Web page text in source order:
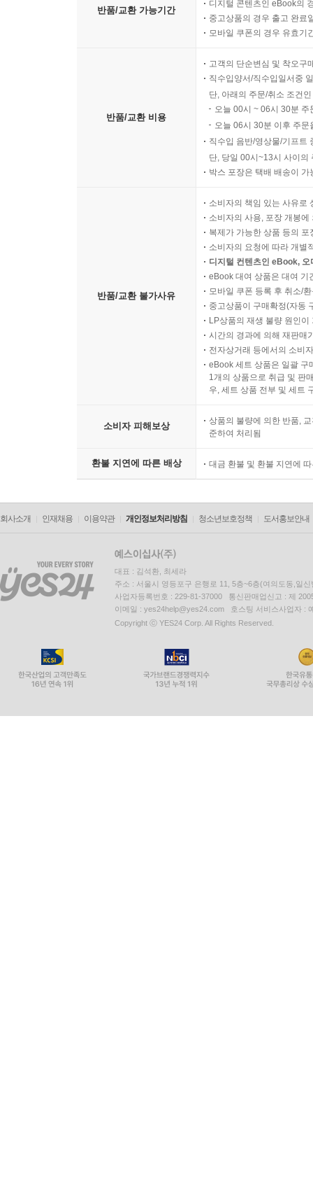
반품/교환 가능기간
디지털 콘텐츠인 eBook의
중고상품의 경우 출고 완료
모바일 쿠폰의 경우 유효기
반품/교환 비용
고객의 단순변심 및 착오구
직수입양서/직수입일서중
단, 아래의 주문/취소 조건
오늘 00시 ~ 06시 30분
오늘 06시 30분 이후 주
직수입 음반/영상물/기프트
단, 당일 00시~13시 사이의
박스 포장은 택배 배송이
반품/교환 불가사유
소비자의 책임 있는 사유로
소비자의 사용, 포장 개봉
복제가 가능한 상품 등의
소비자의 요청에 따라 개별
디지털 컨텐츠인 eBook,
eBook 대여 상품은 대여 기
모바일 쿠폰 등록 후 취소/
중고상품이 구매확정(자동
LP상품의 재생 불량 원인
시간의 경과에 의해 재판매
전자상거래 등에서의 소비
eBook 세트 상품은 일괄 구
1개의 상품으로 취급 및 판
우, 세트 상품 전부 및 세트
소비자 피해보상
상품의 불량에 의한 반품,
준하여 처리됨
환불 지연에 따른 배상 대금 환불 및 환불 지연에
회사소개 인재채용 이용약관 개인정보처리방침 청소년보호정책 도서홍보안내
대표 : 김석환, 최세라
주소 : 서울시 영등포구 은행로 11, 5층~6층(여의도동,일신
사업자등록번호 : 229-81-37000 통신판매업신고 : 제
이메일 : yes24help@yes24.com 호스팅 서비스사업자 :
Copyright ⓒ YES24 Corp. All Rights Reserved.